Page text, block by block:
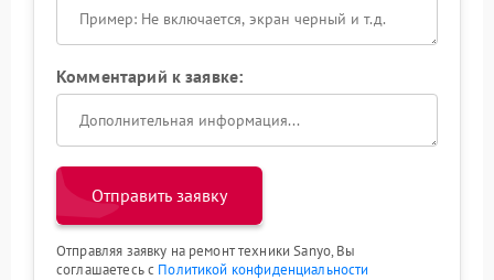
Комментарий к заявке:
Отправить заявку
Отправляя заявку на ремонт техники Sanyo, Вы
соглашаетесь с Политикой конфиденциальности